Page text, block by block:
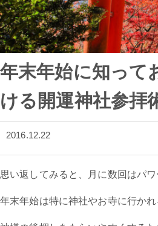
年末年始に知って
ける開運神社参拝
2016.12.22
思い返してみると、月に数回はパ
年末年始は特に神社やお寺に行かれ